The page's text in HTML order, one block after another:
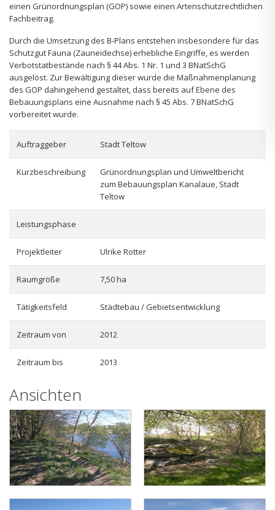
einen Grünordnungsplan (GOP) sowie einen Artenschutzrechtlichen
Fachbeitrag.
Durch die Umsetzung des B-Plans entstehen insbesondere für das
Schutzgut Fauna (Zauneidechse) erhebliche Eingriffe, es werden
Verbotstatbestände nach § 44 Abs. 1 Nr. 1 und 3 BNatSchG
ausgelöst. Zur Bewältigung dieser wurde die Maßnahmenplanung
des GOP dahingehend gestaltet, dass bereits auf Ebene des
Bebauungsplans eine Ausnahme nach § 45 Abs. 7 BNatSchG
vorbereitet wurde.
Auftraggeber Stadt Teltow
Kurzbeschreibung
Grünordnungsplan und Umweltbericht
zum Bebauungsplan Kanalaue, Stadt
Teltow
Leistungsphase
Projektleiter Ulrike Rotter
Raumgröße 7,50 ha
Tätigkeitsfeld Städtebau / Gebietsentwicklung
Zeitraum von 2012
Zeitraum bis 2013
Ansichten